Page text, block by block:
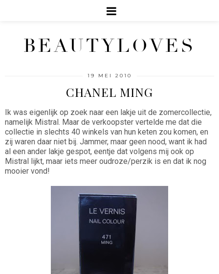
BEAUTYLOVES
19 MEI 2010
CHANEL MING
Ik was eigenlijk op zoek naar een lakje uit de zomercollectie,
namelijk Mistral. Maar de verkoopster vertelde me dat die
collectie in slechts 40 winkels van hun keten zou komen, en
zij waren daar niet bij. Jammer, maar geen nood, want ik had
al een ander lakje gespot, eentje dat volgens mij ook op
Mistral lijkt, maar iets meer oudroze/perzik is en dat ik nog
mooier vond!